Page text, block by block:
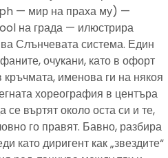
— мир на праха му) —
на града — илюстрира
Слънчевата система. Един
очукани, като в офорт
именова ги на някоя
хореография в центъра
въртят около оста си и те,
го правят. Бавно, разбира
като диригент как „звездите“